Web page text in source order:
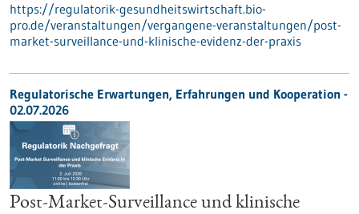
https://regulatorik-gesundheitswirtschaft.bio-
pro.de/veranstaltungen/vergangene-veranstaltungen/post-
market-surveillance-und-klinische-evidenz-der-praxis
Regulatorische Erwartungen, Erfahrungen und Kooperation -
02.07.2026
Post-Market-Surveillance und klinische